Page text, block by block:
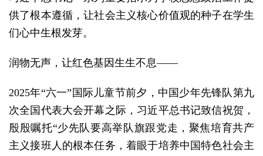
供了根本遵循，让社会主义核心价值观的种子在学生
们心中生根发芽。
润物无声，让红色基因生生不息——
2025年“六一”国际儿童节前夕，中国少年先锋队第九
次全国代表大会开幕之际，习近平总书记致信祝贺，
殷殷嘱托“少先队要高举队旗跟党走，聚焦培育共产
主义接班人的根本任务，着眼于培养中国特色社会主